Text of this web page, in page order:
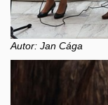
Autor: Jan Cága